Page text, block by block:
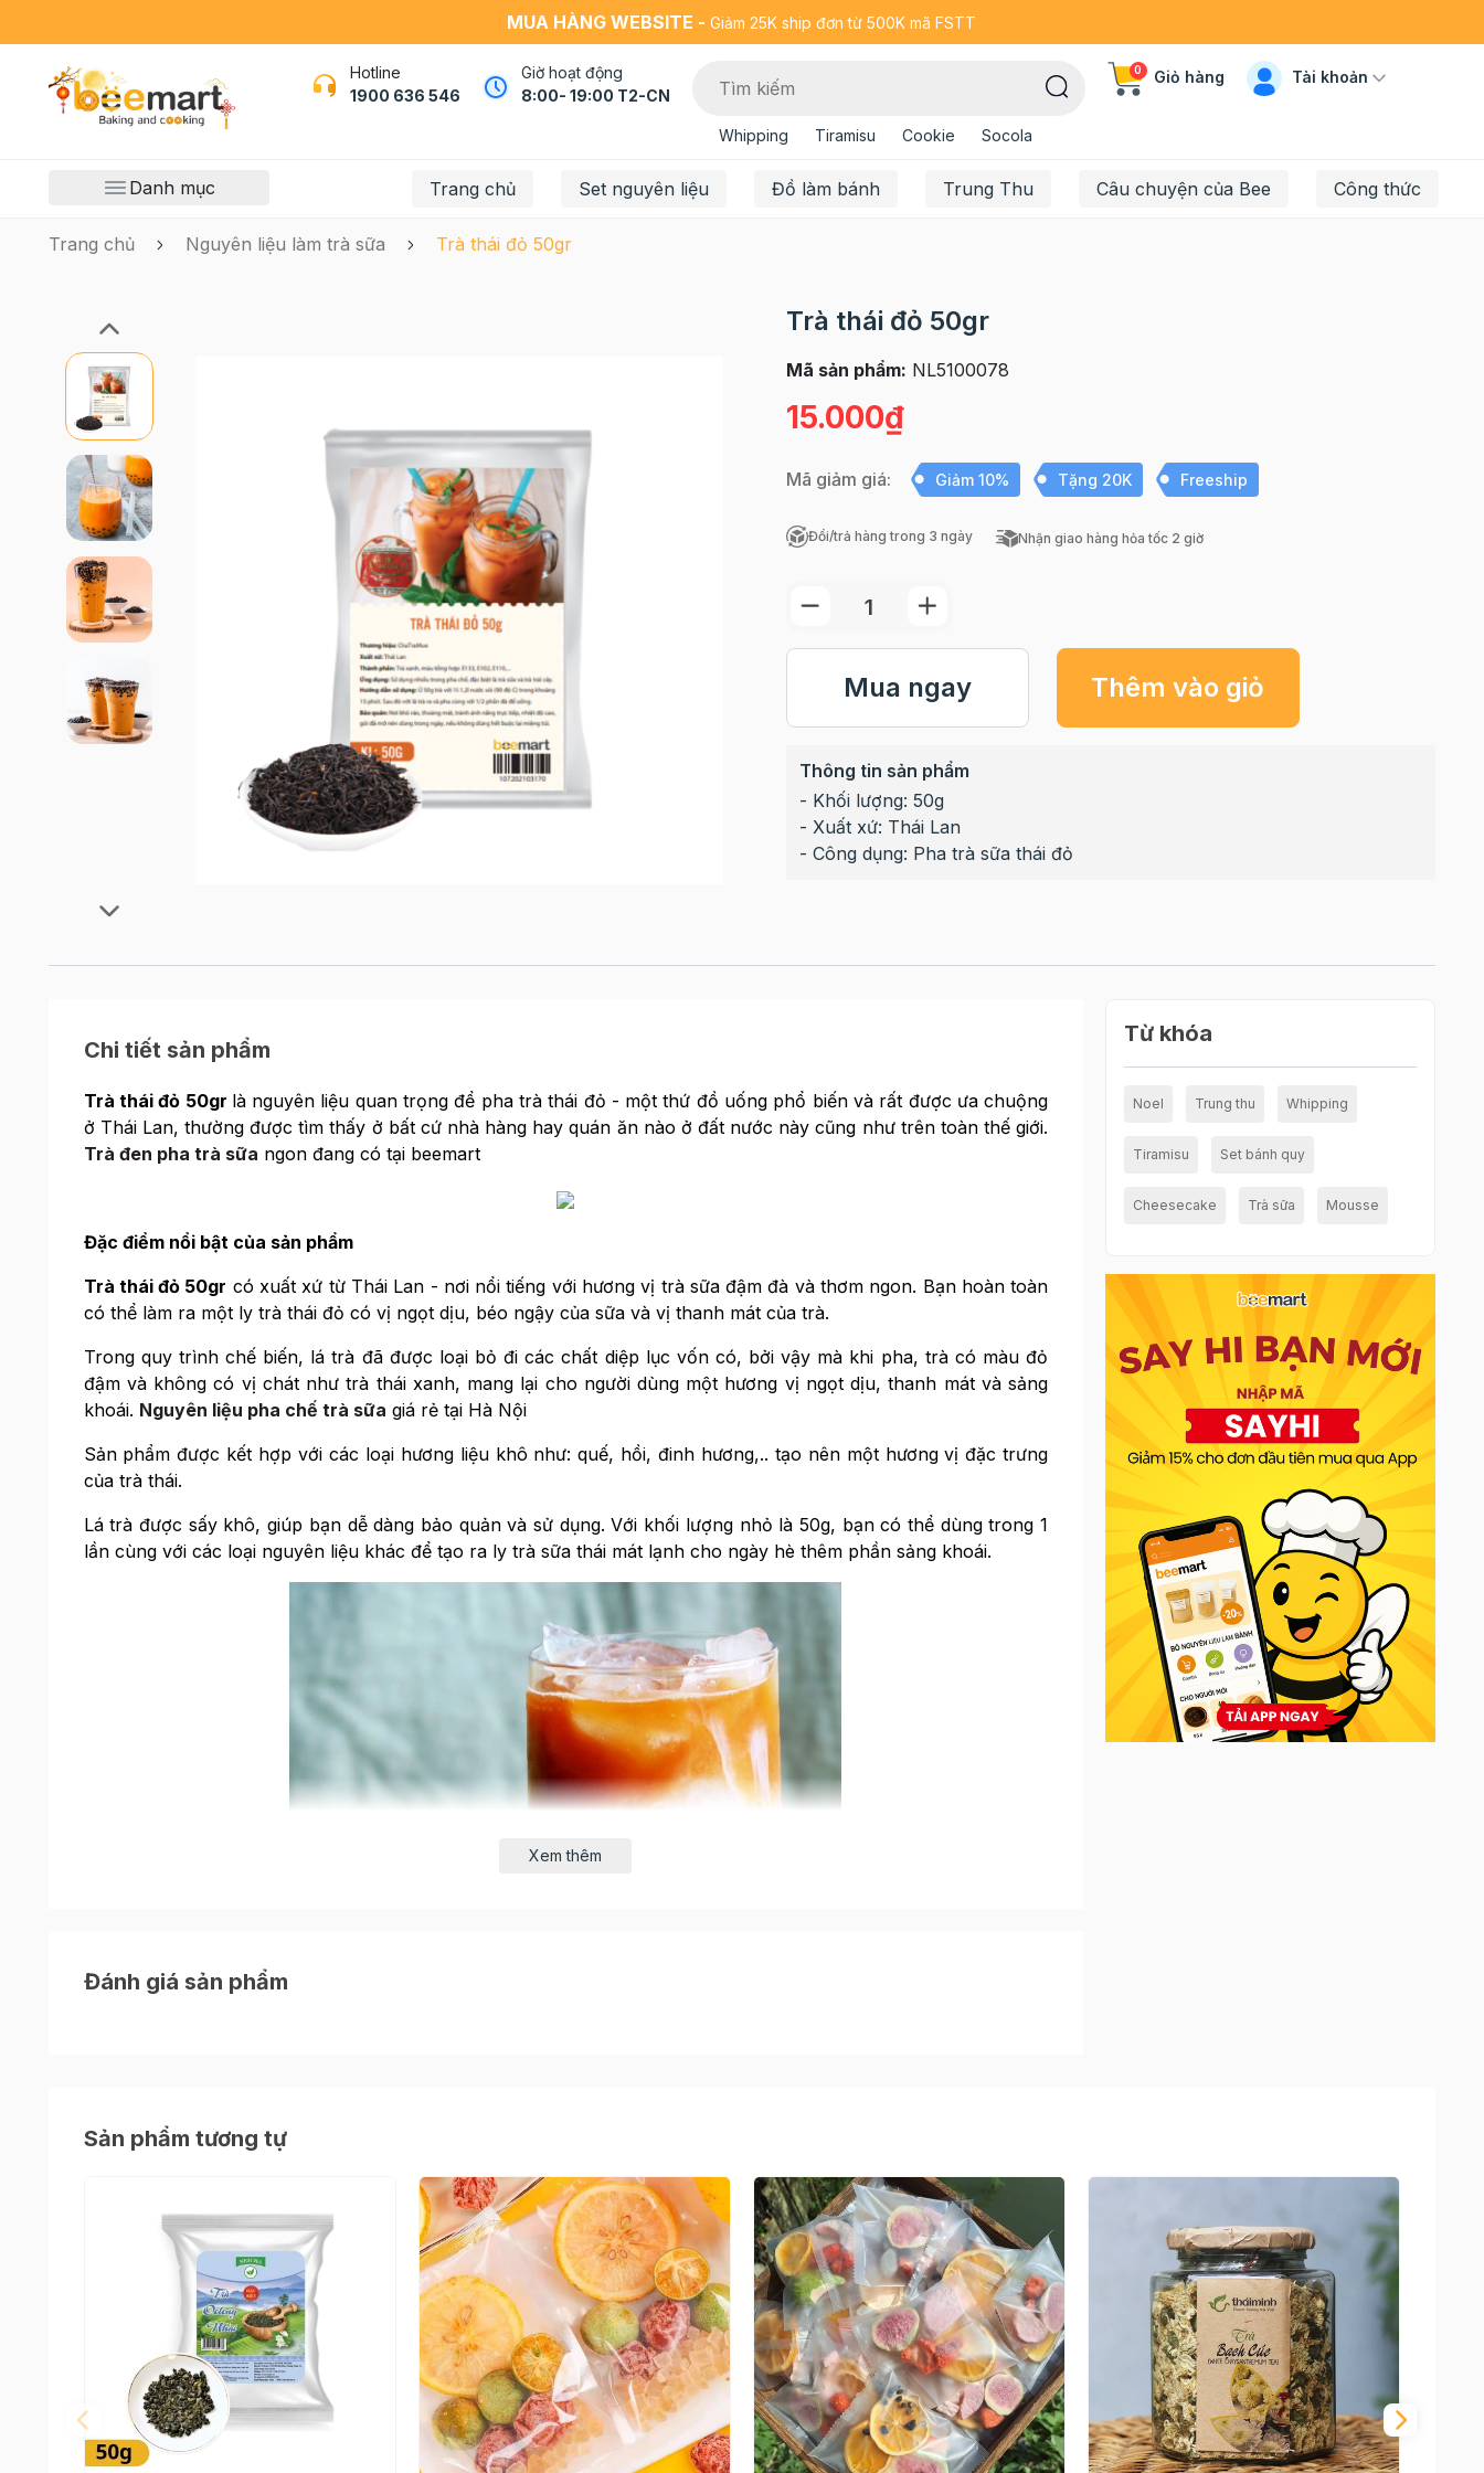
MUA HÀNG WEBSITE - Giảm 25K ship đơn từ 500K mã FSTT
Hotline
1900 636 546
Giờ hoạt động
8:00- 19:00 T2-CN
Whipping Tiramisu Cookie Socola
0 Giỏ hàng Tài khoản
Danh mục Trang chủ Set nguyên liệu Đồ làm bánh Trung Thu Câu chuyện của Bee Công thức
Trang chủ Nguyên liệu làm trà sữa Trà thái đỏ 50gr
Trà thái đỏ 50gr
Mã sản phẩm: NL5100078
15.000₫
Mã giảm giá: Giảm 10% Tặng 20K Freeship
Đổi/trả hàng trong 3 ngày Nhận giao hàng hỏa tốc 2 giờ
Mua ngay Thêm vào giỏ
Thông tin sản phẩm
- Khối lượng: 50g
- Xuất xứ: Thái Lan
- Công dụng: Pha trà sữa thái đỏ
Chi tiết sản phẩm
Trà thái đỏ 50gr là nguyên liệu quan trọng để pha trà thái đỏ - một thứ đồ uống phổ biến và rất được ưa chuộng
ở Thái Lan, thường được tìm thấy ở bất cứ nhà hàng hay quán ăn nào ở đất nước này cũng như trên toàn thế giới.
Trà đen pha trà sữa ngon đang có tại beemart
Đặc điểm nổi bật của sản phẩm
Trà thái đỏ 50gr có xuất xứ từ Thái Lan - nơi nổi tiếng với hương vị trà sữa đậm đà và thơm ngon. Bạn hoàn toàn
có thể làm ra một ly trà thái đỏ có vị ngọt dịu, béo ngậy của sữa và vị thanh mát của trà.
Trong quy trình chế biến, lá trà đã được loại bỏ đi các chất diệp lục vốn có, bởi vậy mà khi pha, trà có màu đỏ
đậm và không có vị chát như trà thái xanh, mang lại cho người dùng một hương vị ngọt dịu, thanh mát và sảng
khoái. Nguyên liệu pha chế trà sữa giá rẻ tại Hà Nội
Sản phẩm được kết hợp với các loại hương liệu khô như: quế, hồi, đinh hương,.. tạo nên một hương vị đặc trưng
của trà thái.
Lá trà được sấy khô, giúp bạn dễ dàng bảo quản và sử dụng. Với khối lượng nhỏ là 50g, bạn có thể dùng trong 1
lần cùng với các loại nguyên liệu khác để tạo ra ly trà sữa thái mát lạnh cho ngày hè thêm phần sảng khoái.
- Khối lượng: 50g
- Xuất xứ: Thái Lan
- Công dụng: Pha trà sữa thái đỏ
Cách pha trà sữa thái đỏ cho ngày hè thêm phần sảng khoái
Bước 1:Ủ 5g trà với 150ml nước sôi trong 10 phút lọc bã trà lấy nước.
Bước 2:
Hòa tan nước cốt trà còn nóng với bột sữa béo và đường.
Xem thêm
Đánh giá sản phẩm
Từ khóa
Noel Trung thu Whipping
Tiramisu Set bánh quy
Cheesecake Trà sữa Mousse
Sản phẩm tương tự